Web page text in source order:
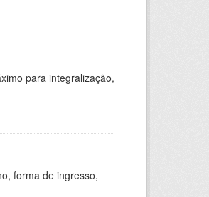
para integralização,
forma de ingresso,